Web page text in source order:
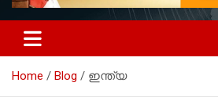
Home Blog ഇന്ത്യ